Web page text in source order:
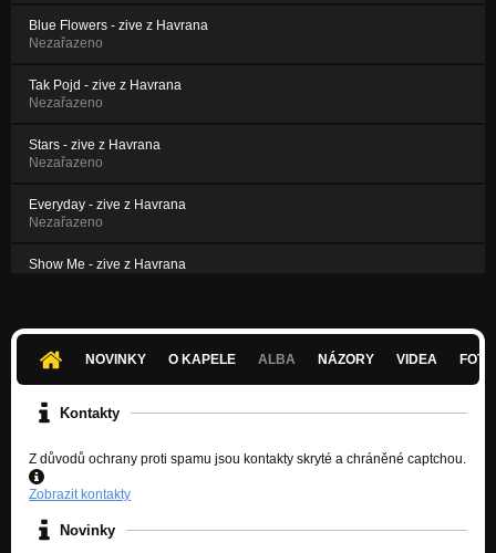
Blue Flowers - zive z Havrana
Nezařazeno
Tak Pojd - zive z Havrana
Nezařazeno
Stars - zive z Havrana
Nezařazeno
Everyday - zive z Havrana
Nezařazeno
Show Me - zive z Havrana
SKAcrificed - psychoticky zachvat pri zkousce
Nezařazeno
NOVINKY O KAPELE ALBA NÁZORY VIDEA
Kontakty
Z důvodů ochrany proti spamu jsou kontakty skryté a chráněné captchou.
Zobrazit kontakty
Novinky